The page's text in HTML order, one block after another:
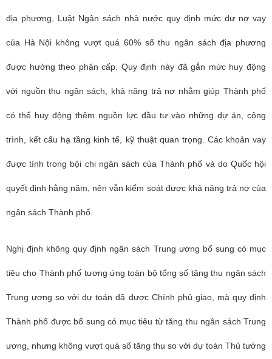
địa phương, Luật Ngân sách nhà nước quy định mức dư nợ vay
của Hà Nội không vượt quá 60% số thu ngân sách địa phương
được hưởng theo phân cấp. Quy định này đã gắn mức huy động
với nguồn thu ngân sách, khả năng trả nợ nhằm giúp Thành phố
có thể huy động thêm nguồn lực đầu tư vào những dự án, công
trình, kết cấu hạ tầng kinh tế, kỹ thuật quan trọng. Các khoản vay
được tính trong bội chi ngân sách của Thành phố và do Quốc hội
quyết định hằng năm, nên vẫn kiểm soát được khả năng trả nợ của
ngân sách Thành phố.
Nghị định không quy định ngân sách Trung ương bổ sung có mục
tiêu cho Thành phố tương ứng toàn bộ tổng số tăng thu ngân sách
Trung ương so với dự toán đã được Chính phủ giao, mà quy định
Thành phố được bổ sung có mục tiêu từ tăng thu ngân sách Trung
ương, nhưng không vượt quá số tăng thu so với dự toán Thủ tướng